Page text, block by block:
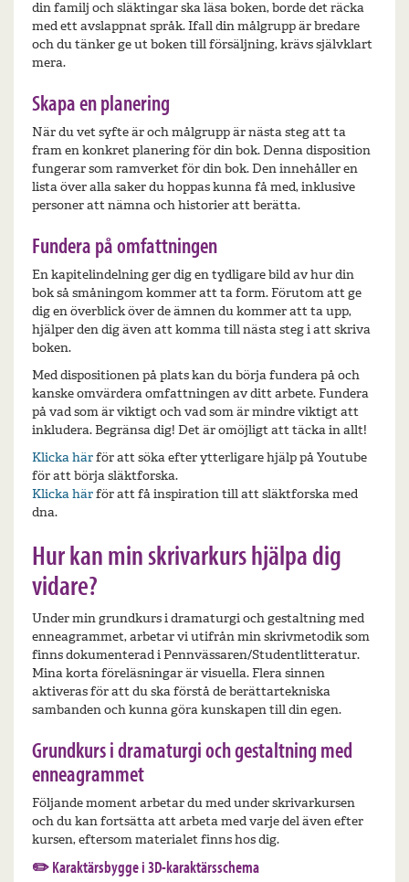
din familj och släktingar ska läsa boken, borde det räcka
med ett avslappnat språk. Ifall din målgrupp är bredare
och du tänker ge ut boken till försäljning, krävs självklart
mera.
Skapa en planering
När du vet syfte är och målgrupp är nästa steg att ta
fram en konkret planering för din bok. Denna disposition
fungerar som ramverket för din bok. Den innehåller en
lista över alla saker du hoppas kunna få med, inklusive
personer att nämna och historier att berätta.
Fundera på omfattningen
En kapitelindelning ger dig en tydligare bild av hur din
bok så småningom kommer att ta form. Förutom att ge
dig en överblick över de ämnen du kommer att ta upp,
hjälper den dig även att komma till nästa steg i att skriva
boken.
Med dispositionen på plats kan du börja fundera på och
kanske omvärdera omfattningen av ditt arbete. Fundera
på vad som är viktigt och vad som är mindre viktigt att
inkludera. Begränsa dig! Det är omöjligt att täcka in allt!
Klicka härför att söka efter ytterligare hjälp på Youtube
för att börja släktforska.
Klicka härför att få inspiration till att släktforska med
dna.
Hur kan min skrivarkurs hjälpa dig
vidare?
Under min grundkurs i dramaturgi och gestaltning med
enneagrammet, arbetar vi utifrån min skrivmetodik som
finns dokumenterad i Pennvässaren/Studentlitteratur.
Mina korta föreläsningar är visuella. Flera sinnen
aktiveras för att du ska förstå de berättartekniska
sambanden och kunna göra kunskapen till din egen.
Grundkurs i dramaturgi och gestaltning med
enneagrammet
Följande moment arbetar du med under skrivarkursen
och du kan fortsätta att arbeta med varje del även efter
kursen, eftersom materialet finns hos dig.
✏️ Karaktärsbygge i 3D-karaktärsschema